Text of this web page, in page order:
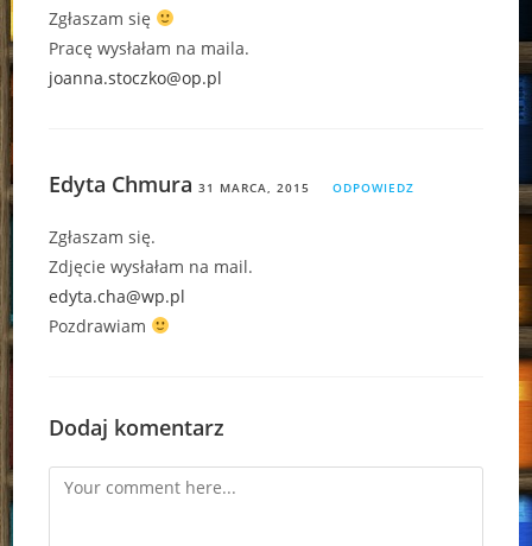
Zgłaszam się
Pracę wysłałam na maila.
joanna.stoczko@op.pl
Edyta Chmura 31 MARCA, 2015 ODPOWIEDZ
Zgłaszam się.
Zdjęcie wysłałam na mail.
edyta.cha@wp.pl
Pozdrawiam
Dodaj komentarz
Comment